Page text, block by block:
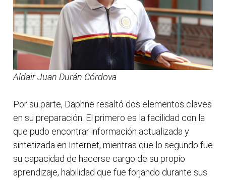
Aldair Juan Durán Córdova
Por su parte, Daphne resaltó dos elementos claves
en su preparación. El primero es la facilidad con la
que pudo encontrar información actualizada y
sintetizada en Internet, mientras que lo segundo fue
su capacidad de hacerse cargo de su propio
aprendizaje, habilidad que fue forjando durante sus